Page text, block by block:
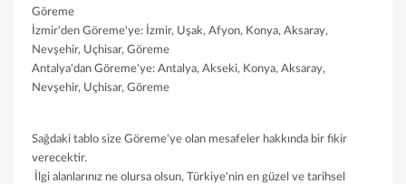
Göreme
İzmir'den Göreme'ye: İzmir, Uşak, Afyon, Konya, Aksaray,
Nevşehir, Uçhisar, Göreme
Antalya'dan Göreme'ye: Antalya, Akseki, Konya, Aksaray,
Nevşehir, Uçhisar, Göreme
Sağdaki tablo size Göreme'ye olan mesafeler hakkında bir fikir
verecektir.
İlgi alanlarınız ne olursa olsun, Türkiye'nin en güzel ve tarihsel